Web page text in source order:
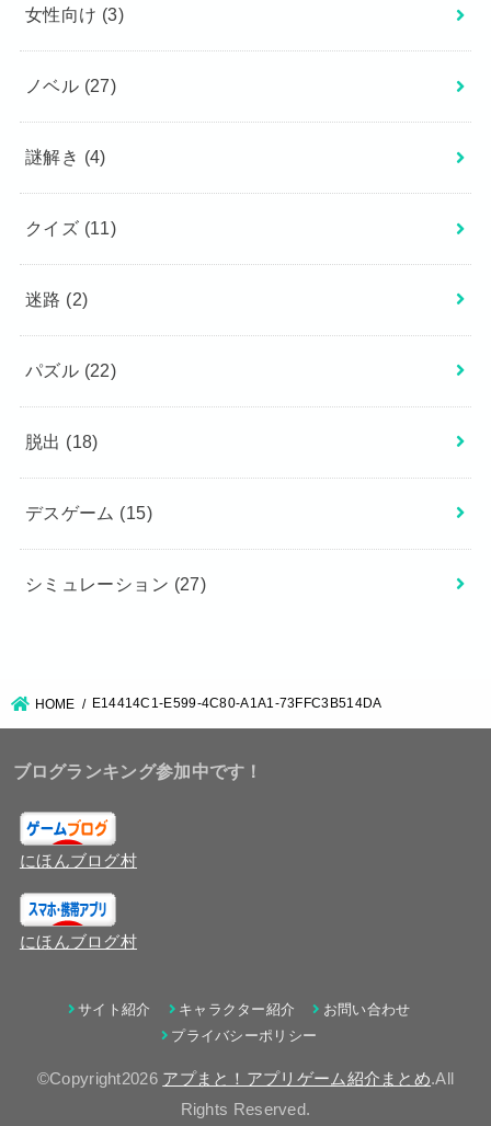
女性向け (3)
ノベル (27)
謎解き (4)
クイズ (11)
迷路 (2)
パズル (22)
脱出 (18)
デスゲーム (15)
シミュレーション (27)
HOME E14414C1-E599-4C80-A1A1-73FFC3B514DA
ブログランキング参加中です！
にほんブログ村
にほんブログ村
サイト紹介 キャラクター紹介
お問い合わせ
プライバシーポリシー
©Copyright2026 アプまと！アプリゲーム紹介まとめ.All
Rights Reserved.